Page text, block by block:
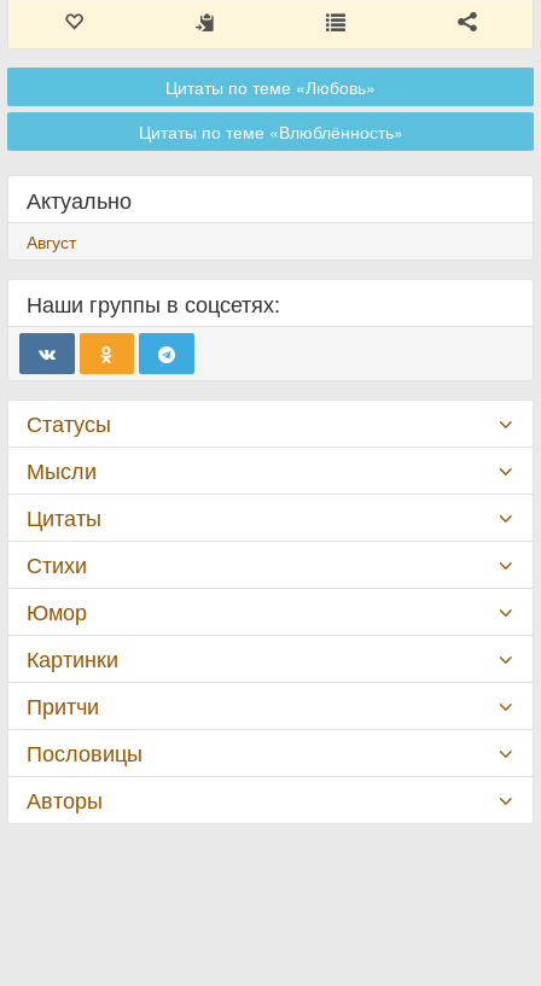
Цитаты по теме «Любовь»
Цитаты по теме «Влюблённость»
Актуально
Август
Наши группы в соцсетях:
Статусы
Мысли
Цитаты
Стихи
Юмор
Картинки
Притчи
Пословицы
Авторы